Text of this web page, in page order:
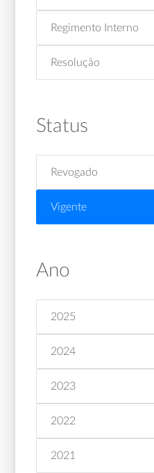
Regimento Interno
Resolução
Status
Revogado
Vigente
Ano
2025
2024
2023
2022
2021